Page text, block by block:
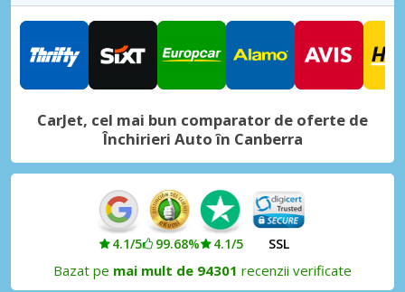
CarJet, cel mai bun comparator de oferte de
Închirieri Auto în Canberra
4.1/5 99.68% 4.1/5 SSL
Bazat pe mai mult de 94301 recenzii verificate